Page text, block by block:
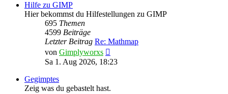
Hilfe zu GIMP
Hier bekommst du Hilfestellungen zu GIMP
695 Themen
4599 Beiträge
Letzter Beitrag Re: Mathmap
von Gimplyworxs
Beitrag
Sa 1. Aug 2026, 18:23
Gegimptes
Zeig was du gebastelt hast.